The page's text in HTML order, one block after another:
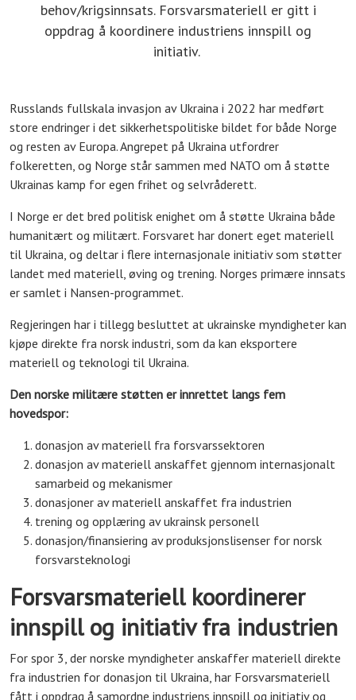
behov/krigsinnsats. Forsvarsmateriell er gitt i
oppdrag å koordinere industriens innspill og
initiativ.
Russlands fullskala invasjon av Ukraina i 2022 har medført
store endringer i det sikkerhetspolitiske bildet for både Norge
og resten av Europa. Angrepet på Ukraina utfordrer
folkeretten, og Norge står sammen med NATO om å støtte
Ukrainas kamp for egen frihet og selvråderett.
I Norge er det bred politisk enighet om å støtte Ukraina både
humanitært og militært. Forsvaret har donert eget materiell
til Ukraina, og deltar i flere internasjonale initiativ som støtter
landet med materiell, øving og trening. Norges primære innsats
er samlet i Nansen-programmet.
Regjeringen har i tillegg besluttet at ukrainske myndigheter kan
kjøpe direkte fra norsk industri, som da kan eksportere
materiell og teknologi til Ukraina.
Den norske militære støtten er innrettet langs fem
hovedspor:
donasjon av materiell fra forsvarssektoren
donasjon av materiell anskaffet gjennom internasjonalt
samarbeid og mekanismer
donasjoner av materiell anskaffet fra industrien
trening og opplæring av ukrainsk personell
donasjon/finansiering av produksjonslisenser for norsk
forsvarsteknologi
Forsvarsmateriell koordinerer
innspill og initiativ fra industrien
For spor 3, der norske myndigheter anskaffer materiell direkte
fra industrien for donasjon til Ukraina, har Forsvarsmateriell
fått i oppdrag å samordne industriens innspill og initiativ og